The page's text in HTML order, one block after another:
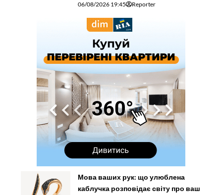
06/08/2026 19:45 Reporter
Мова ваших рук: що улюблена
каблучка розповідає світу про ваш